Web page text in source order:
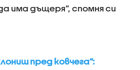
има дъщеря”, спомня си
пред ковчега”: